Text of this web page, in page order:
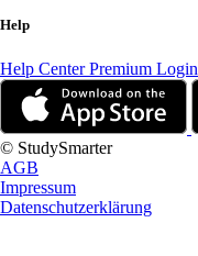
Help
Help CenterPremium Login
© StudySmarter
AGB
Impressum
Datenschutzerklärung